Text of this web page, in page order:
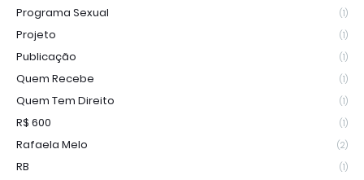
Programa Sexual (1)
Projeto (1)
Publicação (1)
Quem Recebe (1)
Quem Tem Direito (1)
R$ 600 (1)
Rafaela Melo (2)
RB (1)